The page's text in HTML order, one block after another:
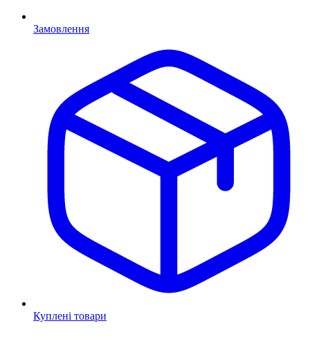
Замовлення
Куплені товари